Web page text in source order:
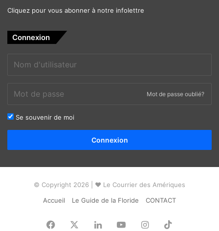
Cliquez pour vous abonner à notre infolettre
Connexion
Mot de passe oublié?
Se souvenir de moi
Connexion
© Copyright 2026 | ❤ Le Courrier des Amériques
Accueil
Le Guide de la Floride CONTACT
Facebook LinkedinYouTubeInstagram